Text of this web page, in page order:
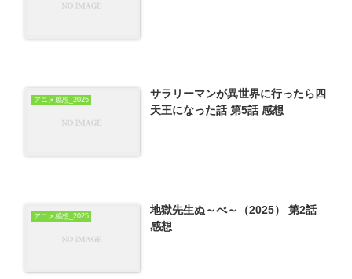
アニメ感想_2025
サラリーマンが異世界に行ったら四
天王になった話 第5話 感想
アニメ感想_2025
地獄先生ぬ～べ～（2025） 第2話
感想